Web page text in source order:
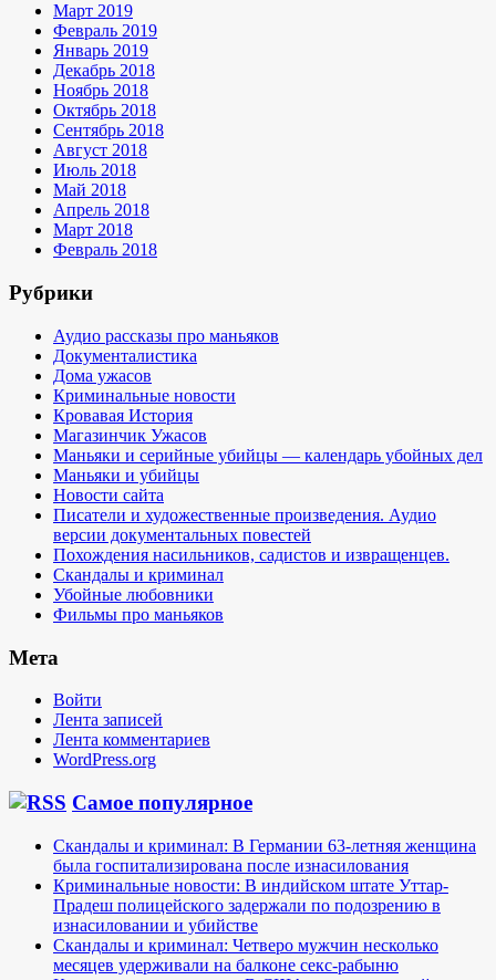
Март 2019
Февраль 2019
Январь 2019
Декабрь 2018
Ноябрь 2018
Октябрь 2018
Сентябрь 2018
Август 2018
Июль 2018
Май 2018
Апрель 2018
Март 2018
Февраль 2018
Рубрики
Аудио рассказы про маньяков
Документалистика
Дома ужасов
Криминальные новости
Кровавая История
Магазинчик Ужасов
Маньяки и серийные убийцы — календарь убойных дел
Маньяки и убийцы
Новости сайта
Писатели и художественные произведения. Аудио
версии документальных повестей
Похождения насильников, садистов и извращенцев.
Скандалы и криминал
Убойные любовники
Фильмы про маньяков
Мета
Войти
Лента записей
Лента комментариев
WordPress.org
Самое популярное
Скандалы и криминал: В Германии 63-летняя женщина
была госпитализирована после изнасилования
Криминальные новости: В индийском штате Уттар-
Прадеш полицейского задержали по подозрению в
изнасиловании и убийстве
Скандалы и криминал: Четверо мужчин несколько
месяцев удерживали на балконе секс-рабыню